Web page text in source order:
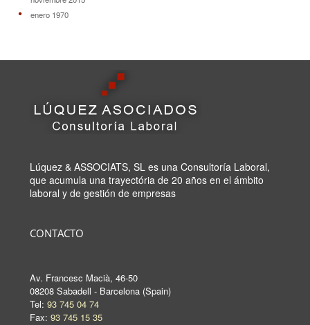
enero 1970
Lúquez & ASSOCIATS, SL es una Consultoría Laboral,
que acumula una trayectória de 20 años en el ámbito
laboral y de gestión de empresas
CONTACTO
Av. Francesc Macià, 46-50
08208 Sabadell - Barcelona (Spain)
Tel: 93 745 04 74
Fax: 93 745 15 35